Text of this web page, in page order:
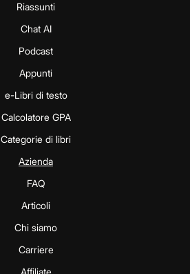
Riassunti
Chat AI
Podcast
Appunti
e-Libri di testo
Calcolatore GPA
Categorie di libri
Azienda
FAQ
Articoli
Chi siamo
Carriere